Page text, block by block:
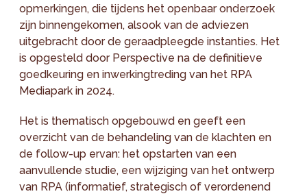
opmerkingen, die tijdens het openbaar onderzoek
zijn binnengekomen, alsook van de adviezen
uitgebracht door de geraadpleegde instanties. Het
is opgesteld door Perspective na de definitieve
goedkeuring en inwerkingtreding van het RPA
Mediapark in 2024.
Het is thematisch opgebouwd en geeft een
overzicht van de behandeling van de klachten en
de follow-up ervan: het opstarten van een
aanvullende studie, een wijziging van het ontwerp
van RPA (informatief, strategisch of verordenend